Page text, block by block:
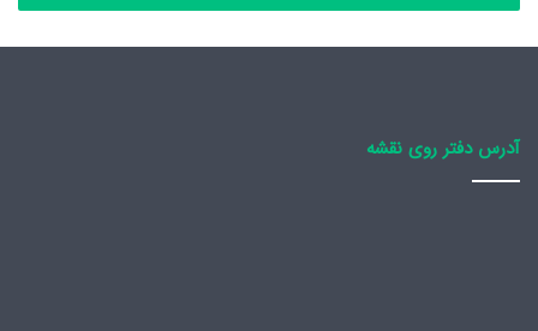
آدرس دفتر روی نقشه